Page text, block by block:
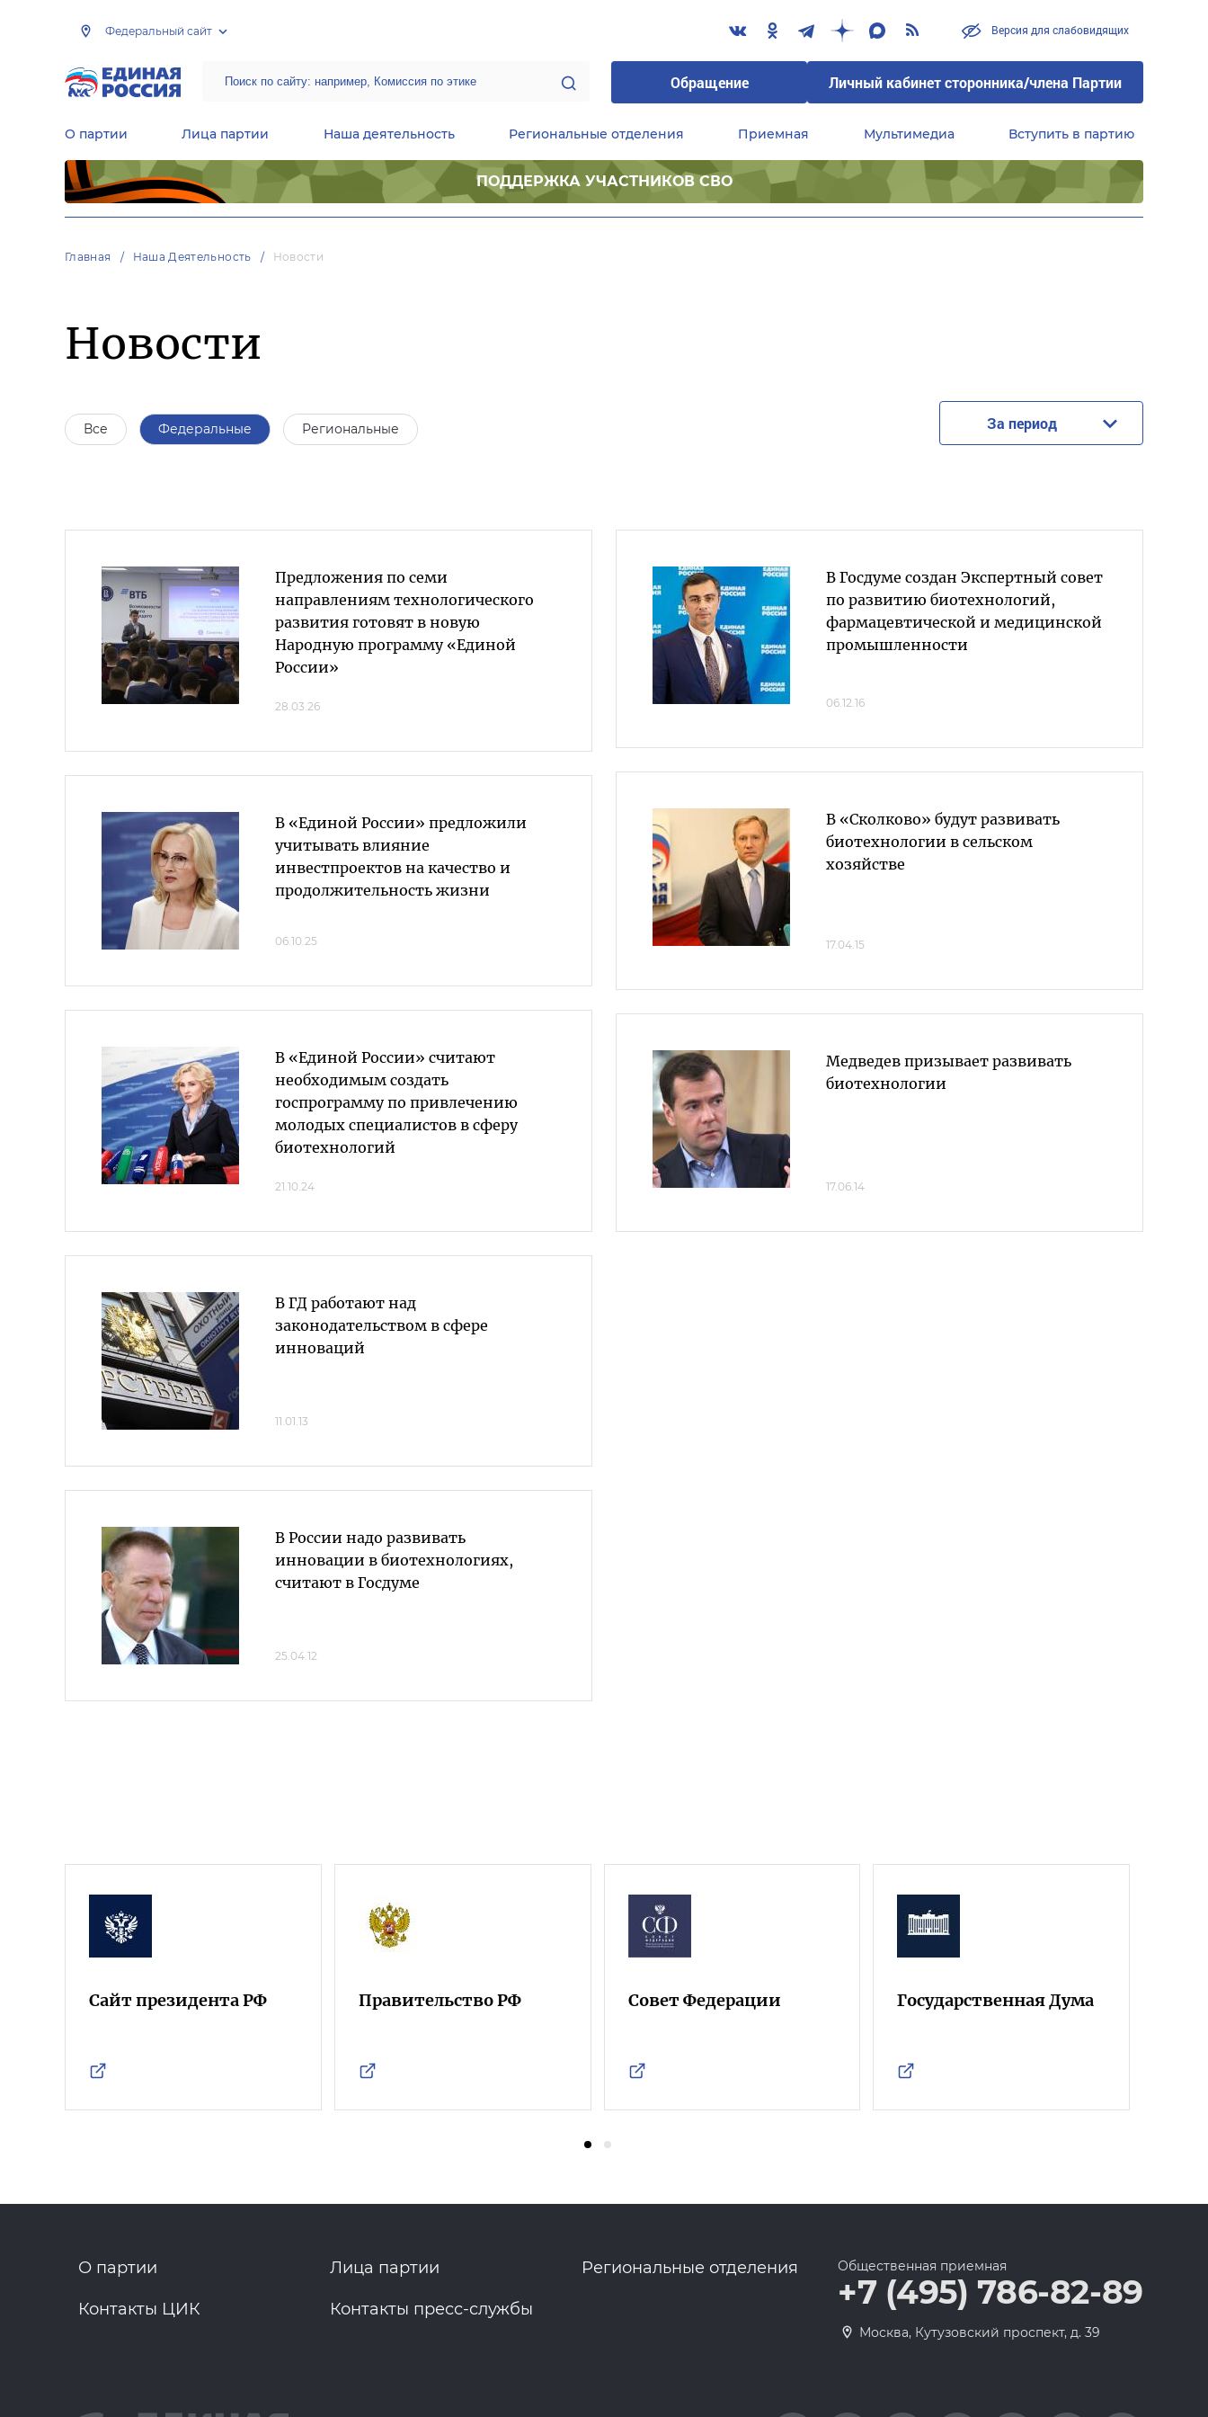
Федеральный сайт Версия для слабовидящих
Обращение Личный кабинет сторонника/члена Партии
О партии Лица партии Наша деятельность Региональные отделения Приемная Мультимедиа Вступить в партию
ПОДДЕРЖКА УЧАСТНИКОВ СВО
Главная Наша Деятельность Новости
Новости
Все Федеральные Региональные За период
Предложения по семи
направлениям технологического
развития готовят в новую
Народную программу «Единой
России»
28.03.26
В «Единой России» предложили
учитывать влияние
инвестпроектов на качество и
продолжительность жизни
06.10.25
В «Единой России» считают
необходимым создать
госпрограмму по привлечению
молодых специалистов в сферу
биотехнологий
21.10.24
В Госдуме создан Экспертный совет
по развитию биотехнологий,
фармацевтической и медицинской
промышленности
06.12.16
В «Сколково» будут развивать
биотехнологии в сельском
хозяйстве
17.04.15
Медведев призывает развивать
биотехнологии
17.06.14
В ГД работают над
законодательством в сфере
инноваций
11.01.13
В России надо развивать
инновации в биотехнологиях,
считают в Госдуме
25.04.12
Сайт президента РФ Правительство РФ Совет Федерации Государственная Дума
О партии Лица партии Региональные отделения
Контакты ЦИК Контакты пресс-службы
Общественная приемная
+7 (495) 786-82-89
Москва, Кутузовский проспект, д. 39